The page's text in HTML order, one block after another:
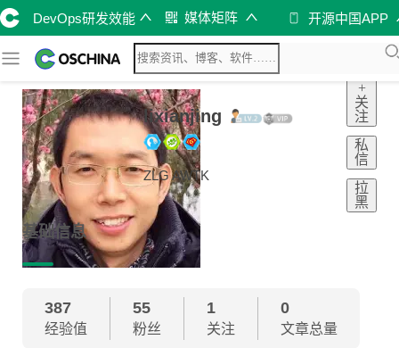
DevOps研发效能 媒体矩阵 开源中国APP
lixianjing
ZLG AWTK
+
关
注
私
信
拉
黑
基础信息
387
经验值
55
粉丝
1
关注
0
文章总量